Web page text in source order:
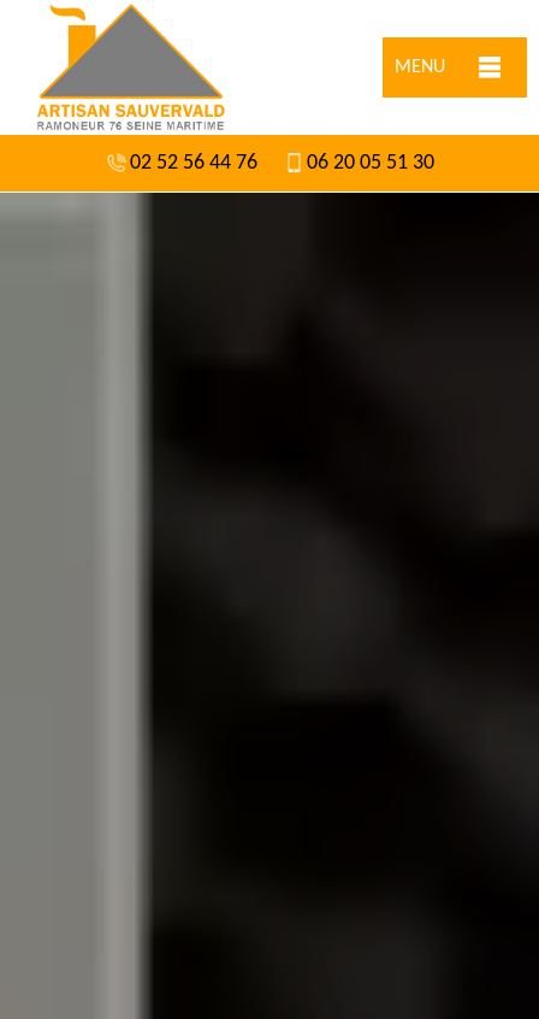
MENU
02 52 56 44 76 06 20 05 51 30